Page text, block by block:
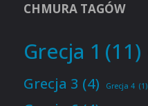
CHMURA TAGÓW
Grecja 1 (11)
Grecja 3 (4) Grecja 4 (1)